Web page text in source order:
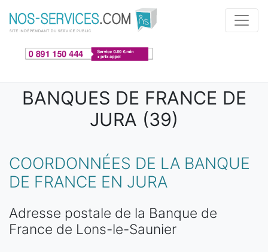
Aller au contenu principal
BANQUES DE FRANCE DE
JURA (39)
COORDONNÉES DE LA BANQUE
DE FRANCE EN JURA
Adresse postale de la Banque de
France de Lons-le-Saunier